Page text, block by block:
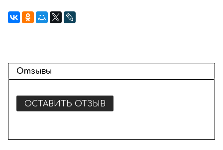
Отзывы
ОСТАВИТЬ ОТЗЫВ